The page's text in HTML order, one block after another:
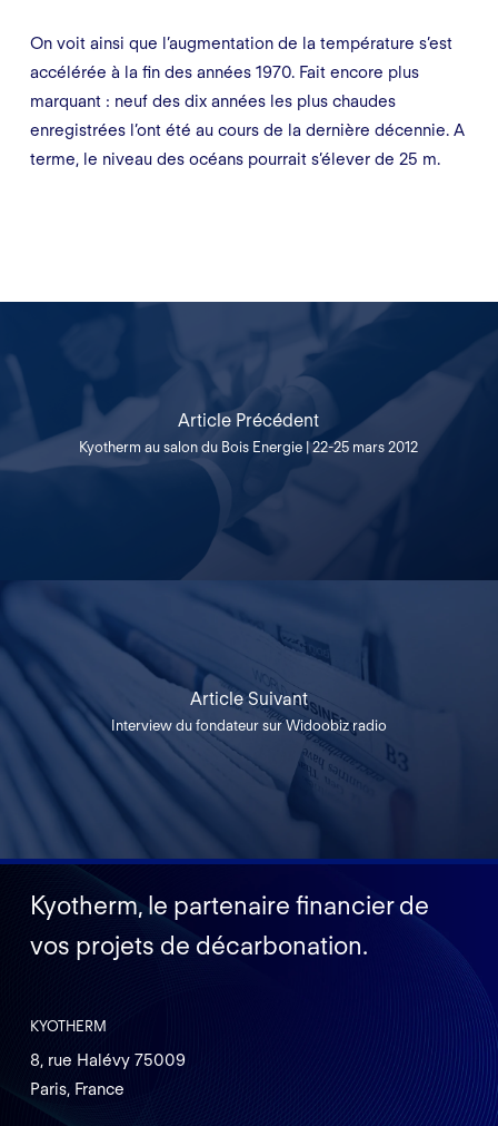
On voit ainsi que l’augmentation de la température s’est
accélérée à la fin des années 1970. Fait encore plus
marquant : neuf des dix années les plus chaudes
enregistrées l’ont été au cours de la dernière décennie. A
terme, le niveau des océans pourrait s’élever de 25 m.
Article Précédent
Kyotherm au salon du Bois Energie | 22-25 mars 2012
Article Suivant
Interview du fondateur sur Widoobiz radio
KYOTHERM
8, rue Halévy 75009
Paris, France
Kyotherm, le partenaire financier de
vos projets de décarbonation.